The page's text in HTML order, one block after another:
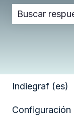
Indiegraf (es)
Configuración